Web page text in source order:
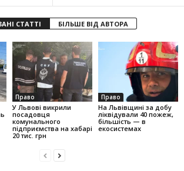
СТАТТІ БІЛЬШЕ ВІД АВТОРА
Право
У Львові викрили
посадовця
комунального
підприємства на хабарі
20 тис. грн
Право
На Львівщині за добу
ліквідували 40 пожеж,
більшість — в
екосистемах